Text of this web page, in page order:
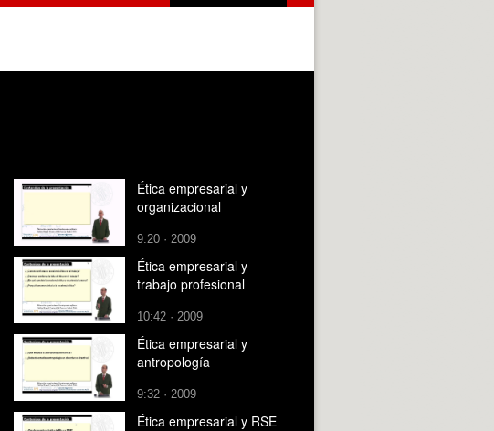
Ética empresarial y
organizacional
9:20 · 2009
Ética empresarial y
trabajo profesional
10:42 · 2009
Ética empresarial y
antropología
9:32 · 2009
Ética empresarial y RSE